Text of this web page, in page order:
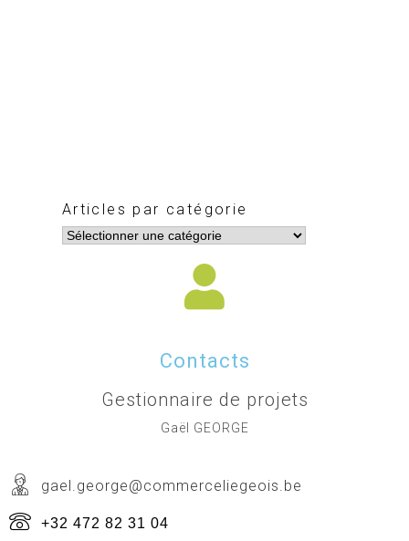
Articles par catégorie
Contacts
Gestionnaire de projets
Gaël GEORGE
gael.george@commerceliegeois.be
+32 472 82 31 04